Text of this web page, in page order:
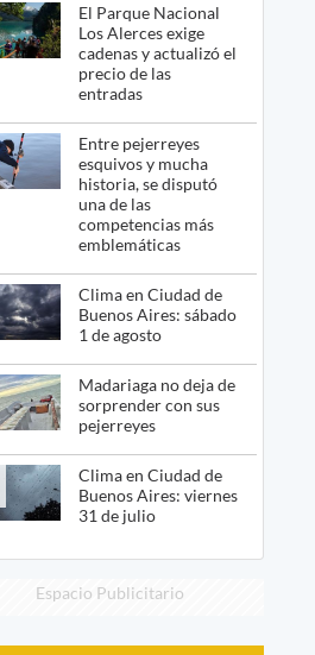
El Parque Nacional
Los Alerces exige
cadenas y actualizó el
precio de las
entradas
Entre pejerreyes
esquivos y mucha
historia, se disputó
una de las
competencias más
emblemáticas
Clima en Ciudad de
Buenos Aires: sábado
1 de agosto
Madariaga no deja de
sorprender con sus
pejerreyes
Clima en Ciudad de
Buenos Aires: viernes
31 de julio
Espacio Publicitario